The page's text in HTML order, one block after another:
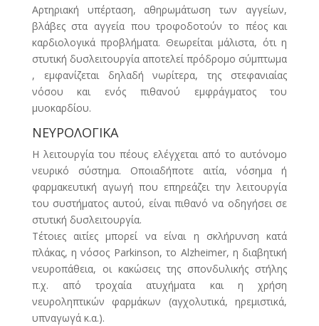
Αρτηριακή υπέρταση, αθηρωμάτωση των αγγείων,
βλάβες στα αγγεία που τροφοδοτούν το πέος και
καρδιολογικά προβλήματα. Θεωρείται μάλιστα, ότι η
στυτική δυσλειτουργία αποτελεί πρόδρομο σύμπτωμα
, εμφανίζεται δηλαδή νωρίτερα, της στεφανιαίας
νόσου και ενός πιθανού εμφράγματος του
μυοκαρδίου.
ΝΕΥΡΟΛΟΓΙΚΑ
Η λειτουργία του πέους ελέγχεται από το αυτόνομο
νευρικό σύστημα. Οποιαδήποτε αιτία, νόσημα ή
φαρμακευτική αγωγή που επηρεάζει την λειτουργία
του συστήματος αυτού, είναι πιθανό να οδηγήσει σε
στυτική δυσλειτουργία.
Τέτοιες αιτίες μπορεί να είναι η σκλήρυνση κατά
πλάκας, η νόσος Parkinson, το Alzheimer, η διαβητική
νευροπάθεια, οι κακώσεις της σπονδυλικής στήλης
π.χ. από τροχαία ατυχήματα και η χρήση
νευροληπτικών φαρμάκων (αγχολυτικά, ηρεμιστικά,
υπναγωγά κ.α.).